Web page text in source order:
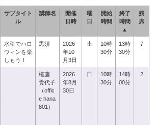
サブタイト
ル
講師名
開催
日時
曜
日
開始
時間
終了
時間
▲
残
席
水引でハロ
ウィンを楽
しもう！
黒須
2026
年10
月3日
土
10時
30分
13時
30分
7
権藤
貴代子
（offic
e hana
801）
2026
年8月
30日
日
10時
30分
14時
00分
2